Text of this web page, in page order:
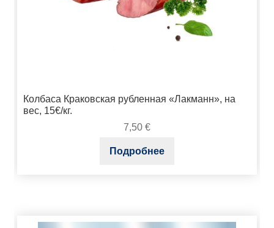
Колбаса Краковская рубленная «Лакманн», на
вес, 15€/кг.
7,50 €
Подробнее